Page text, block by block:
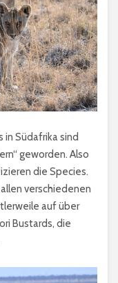
in Südafrika sind
geworden. Also
die Species.
verschiedenen
auf über
Bustards, die